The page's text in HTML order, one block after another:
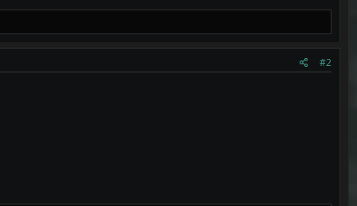
#2